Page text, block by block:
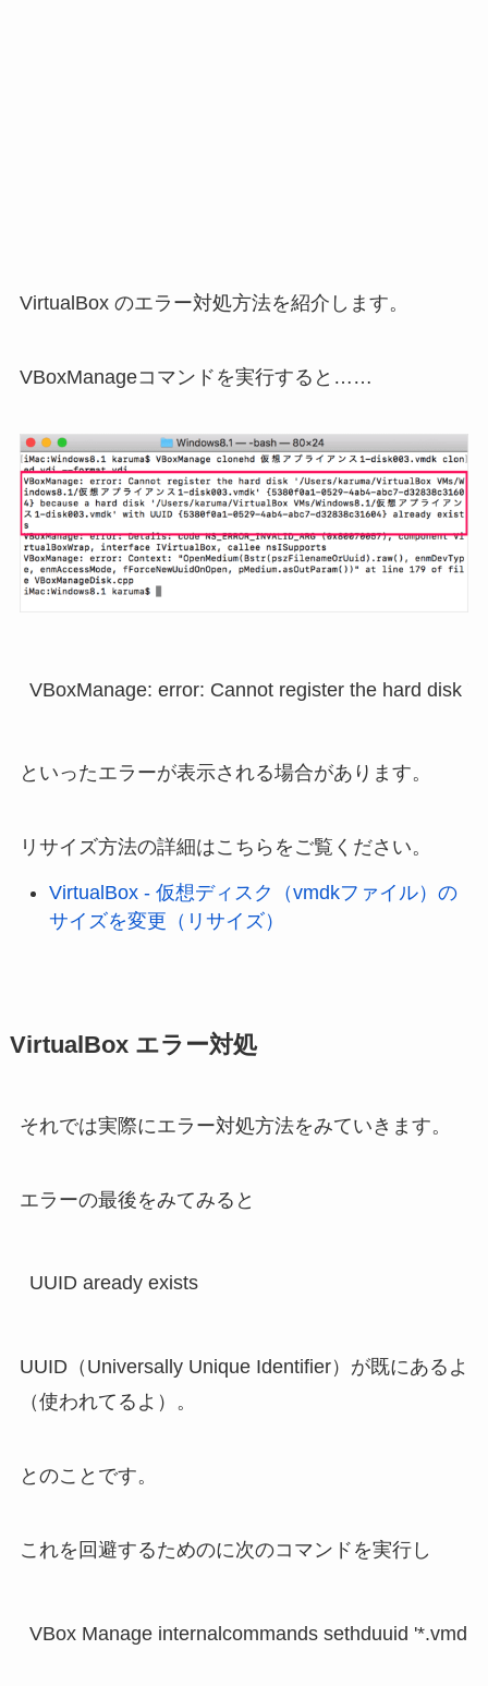
VirtualBox のエラー対処方法を紹介します。
VBoxManageコマンドを実行すると……
といったエラーが表示される場合があります。
リサイズ方法の詳細はこちらをご覧ください。
VirtualBox - 仮想ディスク（vmdkファイル）の
サイズを変更（リサイズ）
VirtualBox エラー対処
それでは実際にエラー対処方法をみていきます。
エラーの最後をみてみると
UUID aready exists
UUID（Universally Unique Identifier）が既にあるよ
（使われてるよ）。
とのことです。
これを回避するためのに次のコマンドを実行し